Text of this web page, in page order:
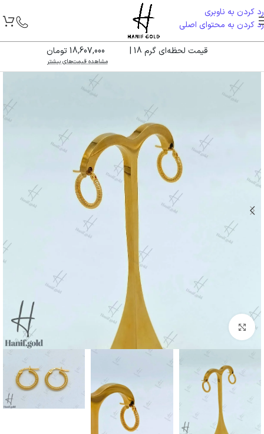
رد کردن به ناوبری
رد کردن به محتوای اصلی
قیمت لحظه‌ای گرم 18 | 18,607,000 تومان
مشاهده قیمت‌های بیشتر
بزرگنمایی تصویر